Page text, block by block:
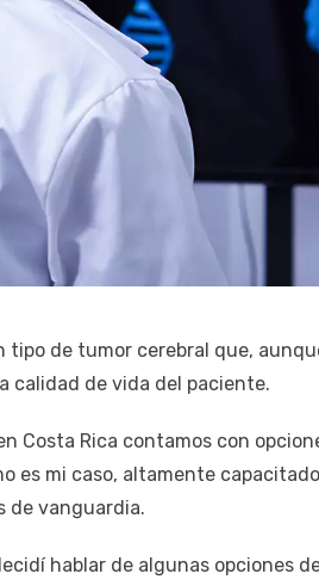
tipo de tumor cerebral que,
calidad de vida del paciente.
Costa Rica contamos con
es mi caso, altamente
de vanguardia.
hablar de algunas opciones